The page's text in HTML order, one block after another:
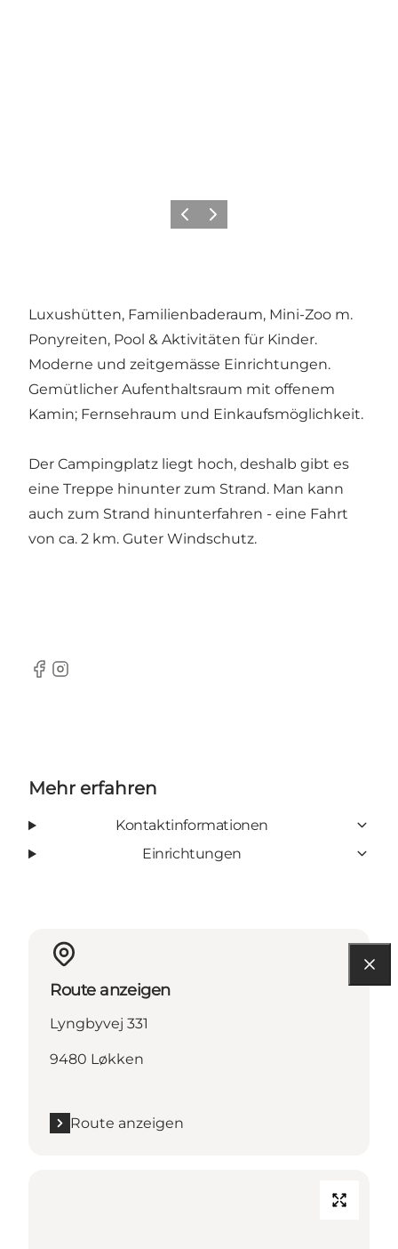
ZurückWeiter
Luxushütten, Familienbaderaum, Mini-Zoo m.
Ponyreiten, Pool & Aktivitäten für Kinder.
Moderne und zeitgemässe Einrichtungen.
Gemütlicher Aufenthaltsraum mit offenem
Kamin; Fernsehraum und Einkaufsmöglichkeit.
Der Campingplatz liegt hoch, deshalb gibt es
eine Treppe hinunter zum Strand. Man kann
auch zum Strand hinunterfahren - eine Fahrt
von ca. 2 km. Guter Windschutz.
Facebook
Instagram
Mehr erfahren
Kontaktinformationen
Einrichtungen
Route anzeigen
Lyngbyvej 331
9480 Løkken
Route anzeigen